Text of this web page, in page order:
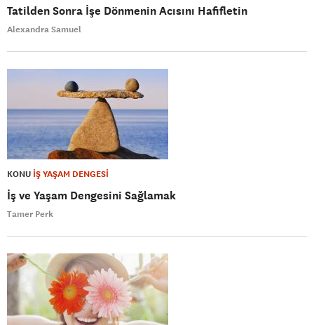
Tatilden Sonra İşe Dönmenin Acısını Hafifletin
Alexandra Samuel
KONU İŞ YAŞAM DENGESİ
İş ve Yaşam Dengesini Sağlamak
Tamer Perk